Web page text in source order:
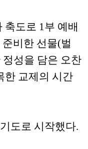
축도로 1부 예배
비한 선물(벌
성을 담은 오찬
한 교제의 시간
도로 시작했다.